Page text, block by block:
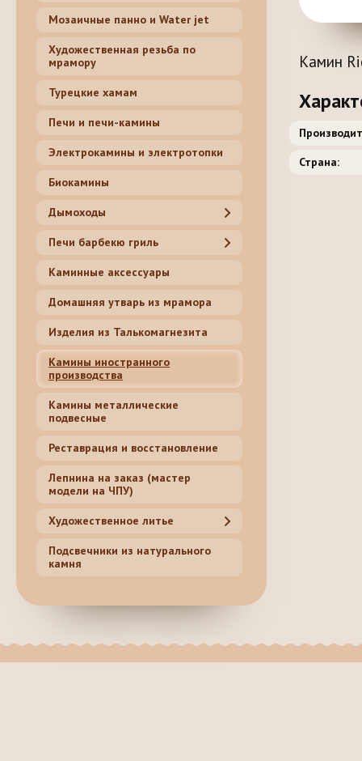
Камин
Страна:
Мозаичные панно и Water jet
Художественная резьба по
мрамору
Турецкие хамам
Печи и печи-камины
Электрокамины и электротопки
Биокамины
Дымоходы
Печи барбекю гриль
Каминные аксессуары
Домашняя утварь из мрамора
Изделия из Талькомагнезита
Камины иностранного
производства
Камины металлические
подвесные
Реставрация и восстановление
Лепнина на заказ (мастер
модели на ЧПУ)
Художественное литье
Подсвечники из натурального
камня